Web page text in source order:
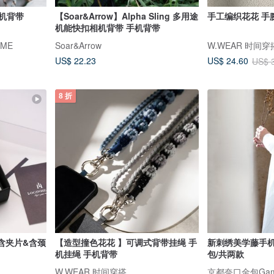
背带
【Soar&Arrow】Alpha Sling 多用途
机能快扣相机背带 手机背带
Soar&Arrow
US$ 22.23
手工编织花花 手
W.WEAR 时间穿
US$ 24.60 US$
夹片&含颈
8 折
【造型撞色花花 】可调式背带挂绳 手
机挂绳 手机背带
新刺绣美学藤手
包/共两款